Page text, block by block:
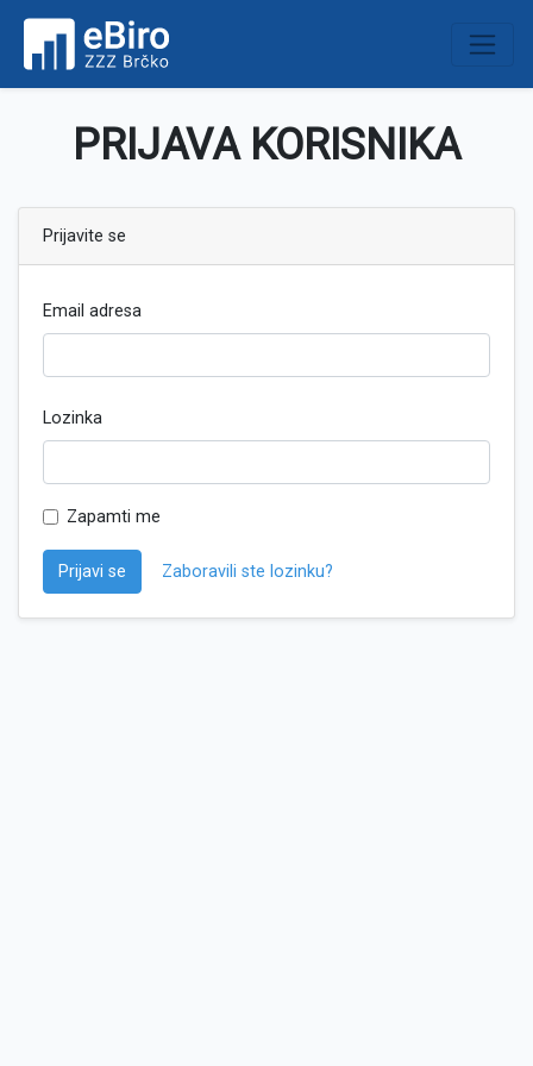
PRIJAVA KORISNIKA
Prijavite se
Email adresa
Lozinka
Zapamti me
Prijavi se Zaboravili ste lozinku?